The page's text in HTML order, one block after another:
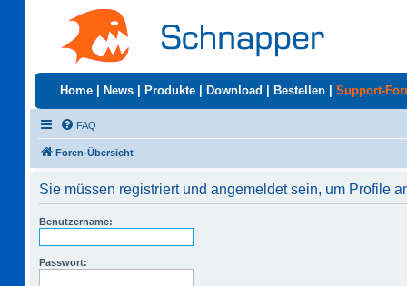
Home News Produkte Download Bestellen Support-
FAQ
Foren-Übersicht
Sie müssen registriert und angemeldet sein, um Profile
Benutzername:
Passwort: